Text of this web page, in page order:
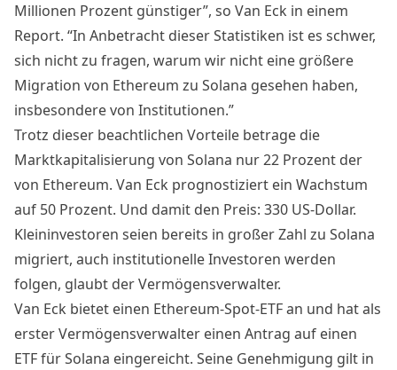
Millionen Prozent günstiger”, so Van Eck in einem
Report. “In Anbetracht dieser Statistiken ist es schwer,
sich nicht zu fragen, warum wir nicht eine größere
Migration von Ethereum zu Solana gesehen haben,
insbesondere von Institutionen.”
Trotz dieser beachtlichen Vorteile betrage die
Marktkapitalisierung von Solana nur 22 Prozent der
von Ethereum. Van Eck prognostiziert ein Wachstum
auf 50 Prozent. Und damit den Preis: 330 US-Dollar.
Kleininvestoren seien bereits in großer Zahl zu Solana
migriert, auch institutionelle Investoren werden
folgen, glaubt der Vermögensverwalter.
Van Eck bietet einen Ethereum-Spot-ETF an und hat als
erster Vermögensverwalter einen Antrag auf einen
ETF für Solana eingereicht. Seine Genehmigung gilt in